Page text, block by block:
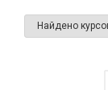
Найдено